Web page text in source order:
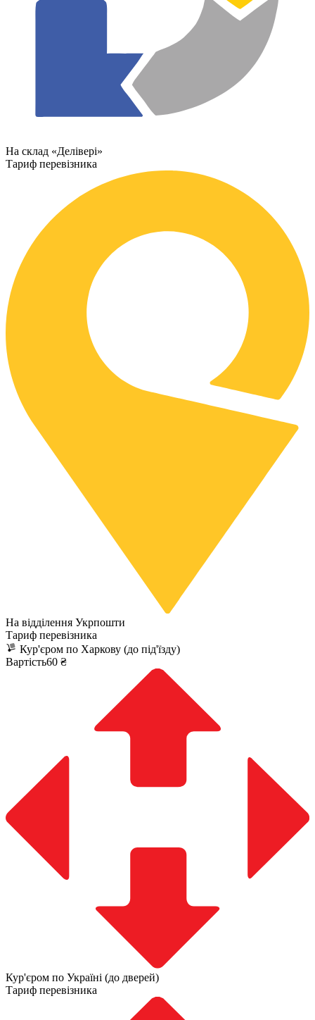
На склад «Делівері»
Тариф перевізника
На відділення Укрпошти
Тариф перевізника
Кур'єром по Харкову (до під'їзду)
Вартість60 ₴
Кур'єром по Україні (до дверей)
Тариф перевізника